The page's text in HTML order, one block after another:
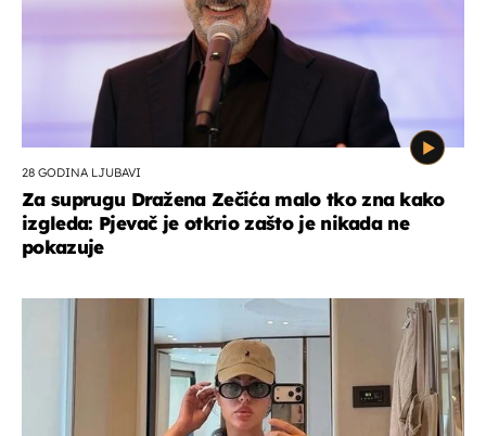
28 GODINA LJUBAVI
Za suprugu Dražena Zečića malo tko zna kako
izgleda: Pjevač je otkrio zašto je nikada ne
pokazuje